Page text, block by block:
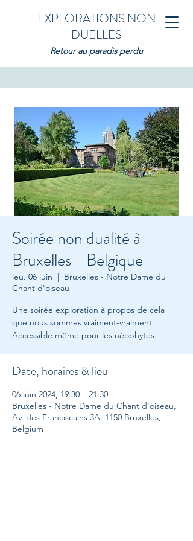
EXPLORATIONS NON
DUELLES
Retour au paradis perdu
Soirée non dualité à
Bruxelles - Belgique
jeu. 06 juin
  |
Bruxelles - Notre Dame du
Chant d'oiseau
Une soirée exploration à propos de cela
que nous sommes vraiment-vraiment.
Accessible même pour les néophytes.
Date, horaires & lieu
06 juin 2024, 19:30 – 21:30
Bruxelles - Notre Dame du Chant d'oiseau,
Av. des Franciscains 3A, 1150 Bruxelles,
Belgium